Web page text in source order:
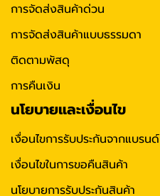
การจัดส่งสินค้าด่วน
การจัดส่งสินค้าแบบธรรมดา
ติดตามพัสดุ
การคืนเงิน
นโยบายและเงื่อนไข
เงื่อนไขการรับประกันจากแบรนด์
เงื่อนไขในการขอคืนสินค้า
นโยบายการรับประกันสินค้า